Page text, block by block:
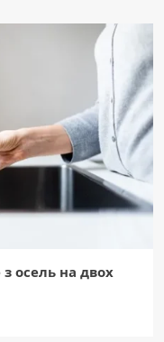
осель на двох